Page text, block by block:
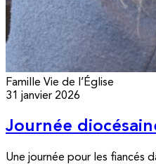
Famille Vie de l’Église
31 janvier 2026
Journée
Une journée pour les fiancés